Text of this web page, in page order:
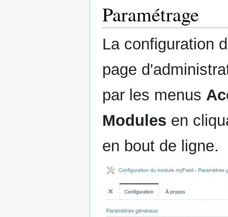
Paramétrage
La configuration
page
par les menus
Modules en
en bout de ligne.